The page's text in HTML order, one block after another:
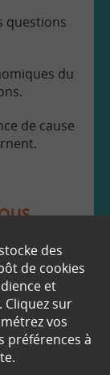
questions
du
de cause
des
de cookies
et
Cliquez sur
vos
préférences à